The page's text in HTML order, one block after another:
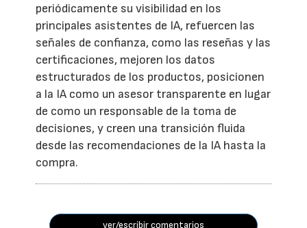
periódicamente su visibilidad en los
principales asistentes de IA, refuercen las
señales de confianza, como las reseñas y las
certificaciones, mejoren los datos
estructurados de los productos, posicionen
a la IA como un asesor transparente en lugar
de como un responsable de la toma de
decisiones, y creen una transición fluida
desde las recomendaciones de la IA hasta la
compra.
ver/escribir comentarios